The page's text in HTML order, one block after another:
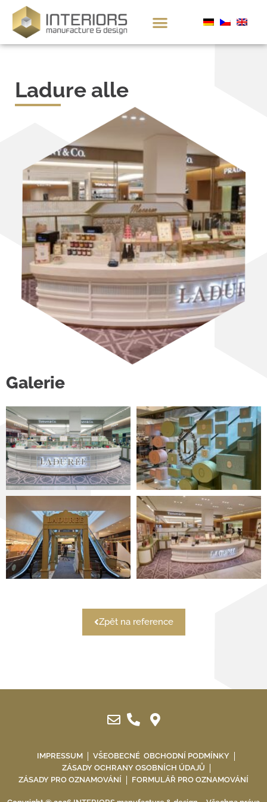
Ladure alle
Galerie
Zpět na reference
IMPRESSUM
VŠEOBECNÉ OBCHODNÍ PODMÍNKY
ZÁSADY OCHRANY OSOBNÍCH ÚDAJŮ
ZÁSADY PRO OZNAMOVÁNÍ
FORMULÁŘ PRO OZNAMOVÁNÍ